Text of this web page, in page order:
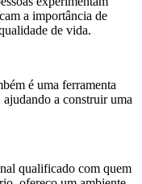
a importância de
de vida.
é uma ferramenta
a construir uma
qualificado com quem